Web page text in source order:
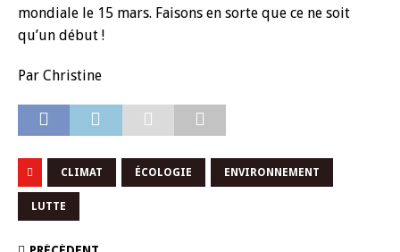
mondiale le 15 mars. Faisons en sorte que ce ne soit
qu’un début !
Par Christine
CLIMAT ÉCOLOGIE ENVIRONNEMENT
LUTTE